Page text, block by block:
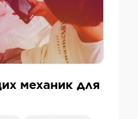
механик для